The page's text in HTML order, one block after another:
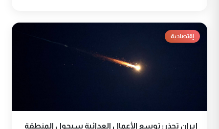
إقتصادية
إيران تحذر: توسع الأعمال العدائية سيحول المنطقة